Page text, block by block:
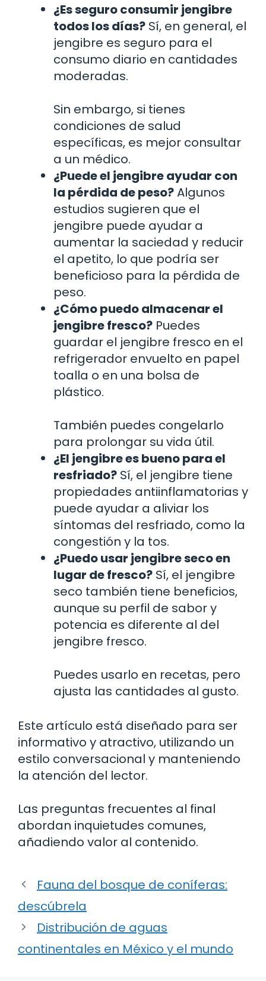
¿Es seguro consumir jengibre
todos los días? Sí, en general, el
jengibre es seguro para el
consumo diario en cantidades
moderadas.
Sin embargo, si tienes
condiciones de salud
específicas, es mejor consultar
a un médico.
¿Puede el jengibre ayudar con
la pérdida de peso?Algunos
estudios sugieren que el
jengibre puede ayudar a
aumentar la saciedad y reducir
el apetito, lo que podría ser
beneficioso para la pérdida de
peso.
¿Cómo puedo almacenar el
jengibre fresco? Puedes
guardar el jengibre fresco en el
refrigerador envuelto en papel
toalla o en una bolsa de
plástico.
También puedes congelarlo
para prolongar su vida útil.
¿El jengibre es bueno para el
resfriado? Sí, el jengibre tiene
propiedades antiinflamatorias y
puede ayudar a aliviar los
síntomas del resfriado, como la
congestión y la tos.
¿Puedo usar jengibre seco en
lugar de fresco? Sí, el jengibre
seco también tiene beneficios,
aunque su perfil de sabor y
potencia es diferente al del
jengibre fresco.
Puedes usarlo en recetas, pero
ajusta las cantidades al gusto.
Este artículo está diseñado para ser
informativo y atractivo, utilizando un
estilo conversacional y manteniendo
la atención del lector.
Las preguntas frecuentes al final
abordan inquietudes comunes,
añadiendo valor al contenido.
Fauna del bosque de coníferas:
descúbrela
Distribución de aguas
continentales en México y el mundo